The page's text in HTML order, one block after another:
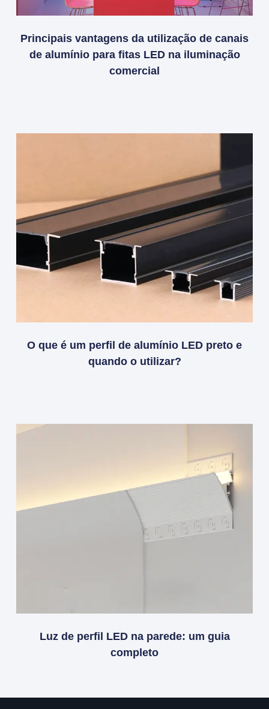
Principais vantagens da utilização de canais
de alumínio para fitas LED na iluminação
comercial
O que é um perfil de alumínio LED preto e
quando o utilizar?
Luz de perfil LED na parede: um guia
completo